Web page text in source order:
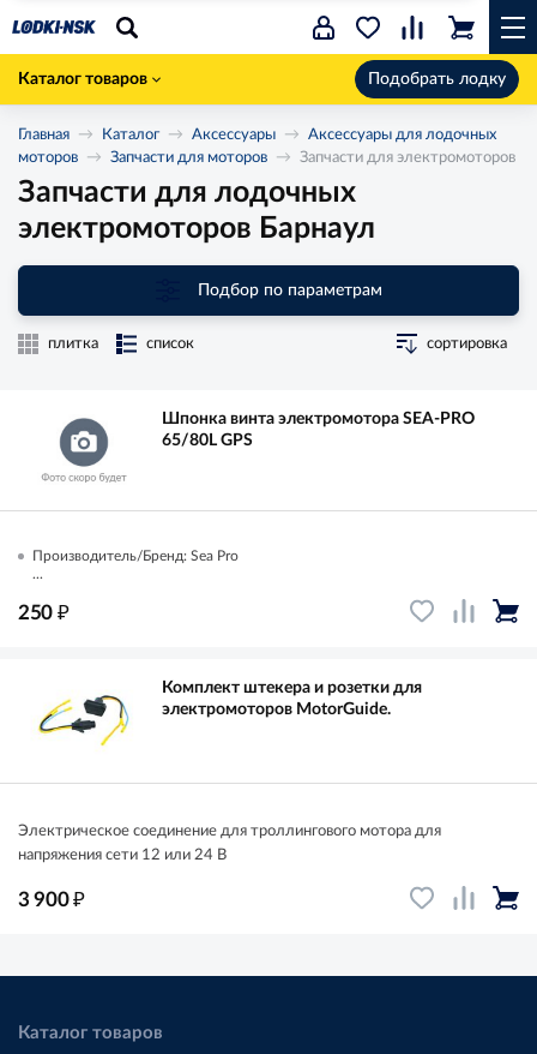
Каталог товаров Подобрать лодку
Главная Каталог Аксессуары
Аксессуары для лодочных
моторов
Запчасти для моторов Запчасти для электромоторов
Запчасти для лодочных
электромоторов Барнаул
Подбор по параметрам
плитка список сортировка
Шпонка винта электромотора SEA-PRO
65/80L GPS
Производитель/Бренд: Sea Pro
...
250 ₽
Комплект штекера и розетки для
электромоторов MotorGuide.
Электрическое соединение для троллингового мотора для
напряжения сети 12 или 24 В
3 900₽
Каталог товаров